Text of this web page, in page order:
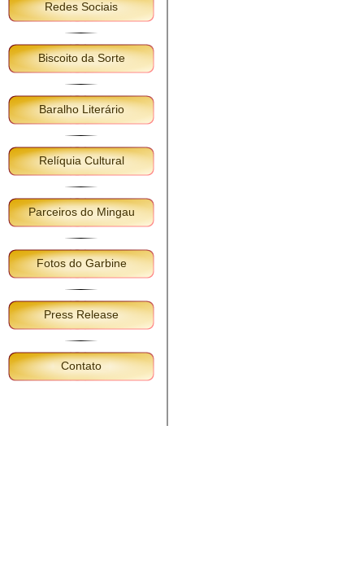
Redes Sociais
Biscoito da Sorte
Baralho Literário
Relíquia Cultural
Parceiros do Mingau
Fotos do Garbine
Press Release
Contato